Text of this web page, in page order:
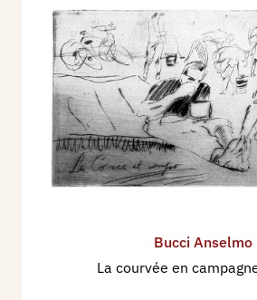
Bucci Anselmo
La courvée en